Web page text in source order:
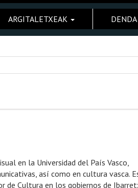
ARGITALETXEAK DENDA
en la Universidad del País Vasco,
así como en cultura vasca.
de Cultura en los gobiernos de